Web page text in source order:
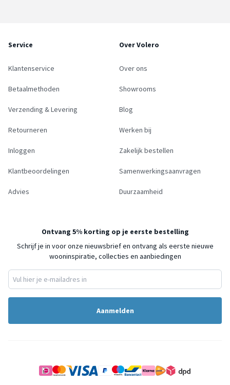
Service
Klantenservice
Betaalmethoden
Verzending & Levering
Retourneren
Inloggen
Klantbeoordelingen
Advies
Over Volero
Over ons
Showrooms
Blog
Werken bij
Zakelijk bestellen
Samenwerkingsaanvragen
Duurzaamheid
Ontvang 5% korting op je eerste bestelling
Schrijf je in voor onze nieuwsbrief en ontvang als eerste nieuwe
wooninspiratie, collecties en aanbiedingen
Aanmelden